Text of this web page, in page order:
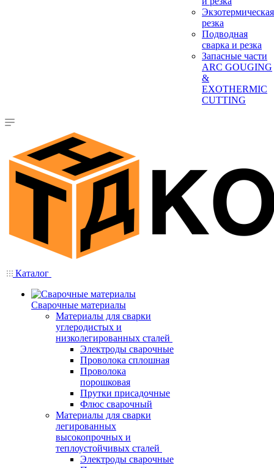
Экзотермическая
резка
Подводная
сварка и резка
Запасные части
ARC GOUGING
&
EXOTHERMIC
CUTTING
Каталог
Сварочные материалы
Материалы для сварки
углеродистых и
низколегированных сталей
Электроды сварочные
Проволока сплошная
Проволока
порошковая
Прутки присадочные
Флюс сварочный
Материалы для сварки
легированных
высокопрочных и
теплоустойчивых сталей
Электроды сварочные